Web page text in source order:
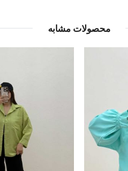
محصولات مشابه